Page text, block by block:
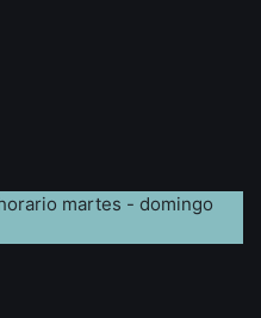
martes - domingo